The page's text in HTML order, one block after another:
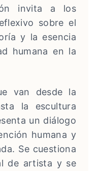
invita a los
sobre el
y la esencia
humana en la
van desde la
la escultura
un diálogo
humana y
Se cuestiona
de artista y se